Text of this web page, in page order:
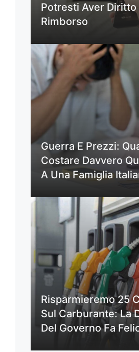
Potresti Aver Diritto
Rimborso
Guerra E Prezzi:
Costare Davvero
A Una Famiglia
Risparmieremo 25
Sul Carburante: La
Del Governo Fa